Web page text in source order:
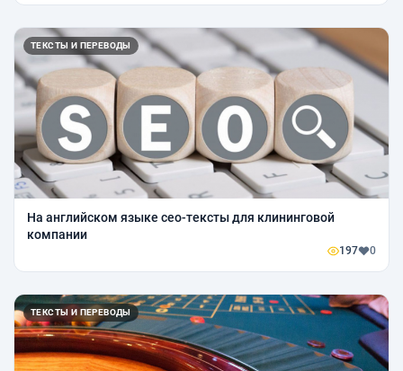
ТЕКСТЫ И ПЕРЕВОДЫ
На английском языке сео-тексты для клининговой
компании
197 0
ТЕКСТЫ И ПЕРЕВОДЫ